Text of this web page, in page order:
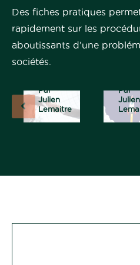
Des fiches pratiques
rapidement sur les
aboutissants d’une
sociétés.
d’une
trans
missi
réussi
Par
Julien
Lemaitre
que
pour
Par
Julien